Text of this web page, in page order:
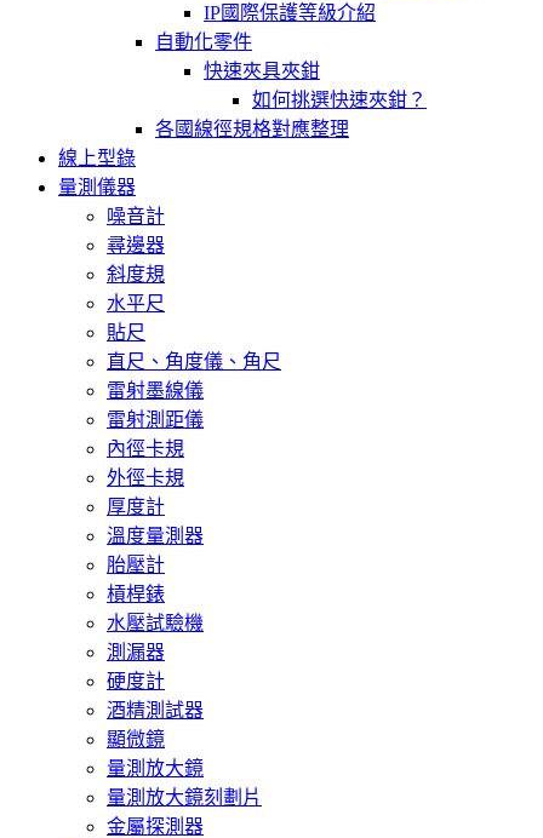
IP國際保護等級介紹
自動化零件
快速夾具夾鉗
如何挑選快速夾鉗？
各國線徑規格對應整理
線上型錄
量測儀器
噪音計
尋邊器
斜度規
水平尺
貼尺
直尺、角度儀、角尺
雷射墨線儀
雷射測距儀
內徑卡規
外徑卡規
厚度計
溫度量測器
胎壓計
槓桿錶
水壓試驗機
測漏器
硬度計
酒精測試器
顯微鏡
量測放大鏡
量測放大鏡刻劃片
金屬探測器